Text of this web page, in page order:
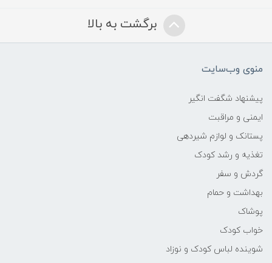
برگشت به بالا
منوی وب‌سایت
پیشنهاد شگفت انگیر
ایمنی و مراقبت
پستانک و لوازم شیردهی
تغذیه و رشد کودک
گردش و سفر
بهداشت و حمام
پوشاک
خواب کودک
شوینده لباس کودک و نوزاد